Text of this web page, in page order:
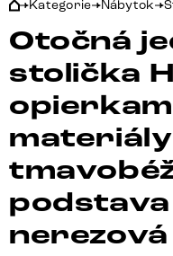
Kategorie Nábytok
Otočná
stolička
materiály
podstava